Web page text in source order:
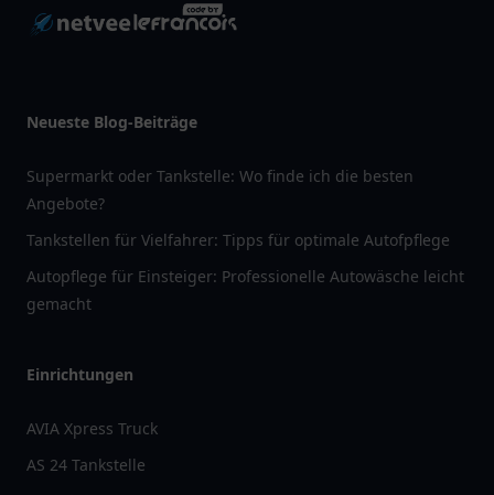
Neueste Blog-Beiträge
Supermarkt oder Tankstelle: Wo finde ich die besten
Angebote?
Tankstellen für Vielfahrer: Tipps für optimale Autofpflege
Autopflege für Einsteiger: Professionelle Autowäsche leicht
gemacht
Einrichtungen
AVIA Xpress Truck
AS 24 Tankstelle